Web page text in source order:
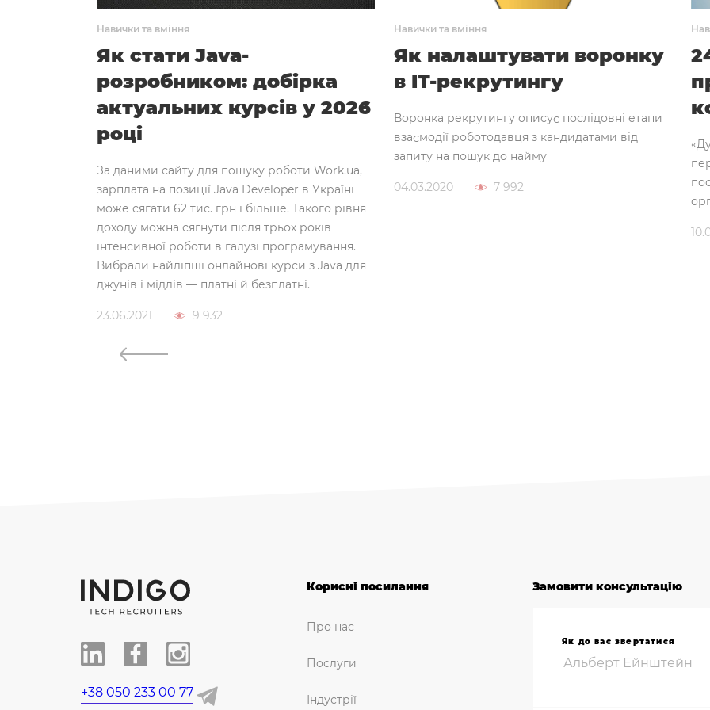
Навички та вміння
Як стати Java-
розробником: добірка
актуальних курсів у 2026
році
За даними сайту для пошуку роботи Work.ua,
зарплата на позиції Java Developer в Україні
може сягати 62 тис. грн і більше. Такого рівня
доходу можна сягнути після трьох років
інтенсивної роботи в галузі програмування.
Вибрали найліпші онлайнові курси з Java для
джунів і мідлів — платні й безплатні.
23.06.2021 9 932
Навички та вміння
Як налаштувати воронку
в IT-рекрутингу
Воронка рекрутингу описує послідовні етапи
взаємодії роботодавця з кандидатами від
запиту на пошук до найму
04.03.2020 7 992
+38 050 233 00 77
Корисні посилання
Про нас
Послуги
Індустрії
Замовити консультацію
Як до вас звертатися